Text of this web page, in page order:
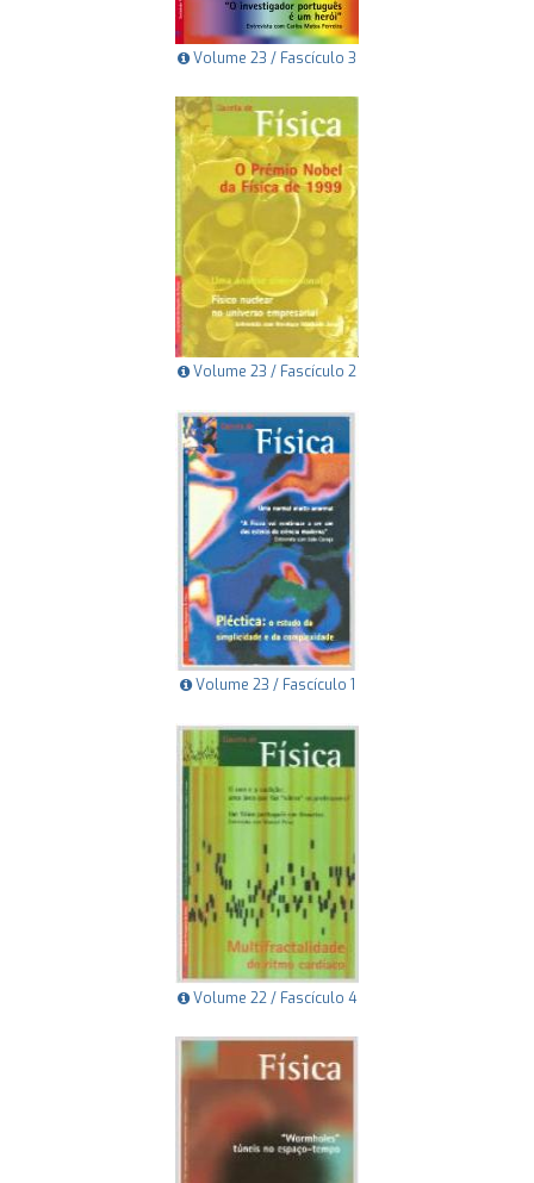
Volume 23 / Fascículo 3
Volume 23 / Fascículo 2
Volume 23 / Fascículo 1
Volume 22 / Fascículo 4